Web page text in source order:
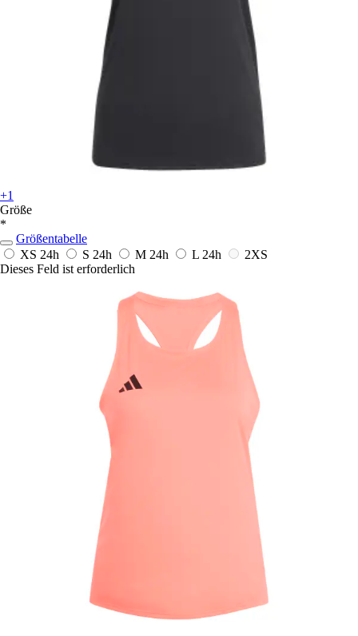
+1
Größe
*
Größentabelle
XS 24h S 24h M 24h L 24h
2XS
Dieses Feld ist erforderlich